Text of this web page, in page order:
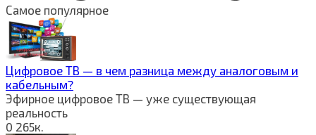
Самое популярное
Цифровое ТВ — в чем разница между аналоговым и
кабельным?
Эфирное цифровое ТВ — уже существующая
реальность
0 265к.